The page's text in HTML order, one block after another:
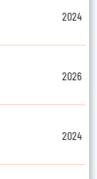
2024
2026
2024